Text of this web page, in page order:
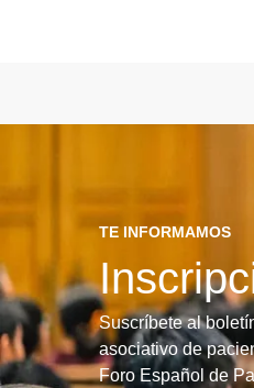
TE INFORMAMOS
Suscríbete al
asociativo de
Foro Español de